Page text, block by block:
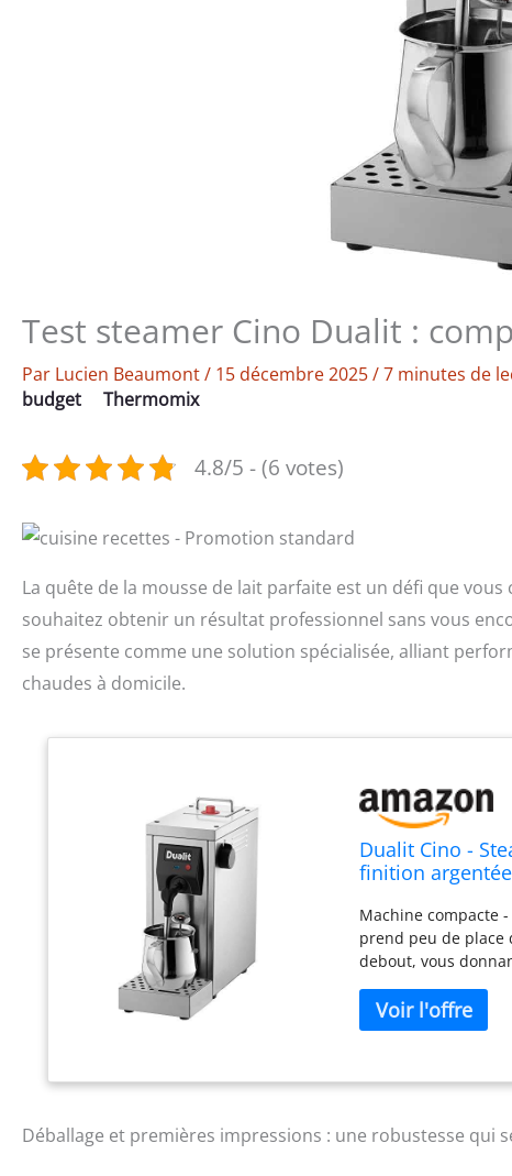
Test steamer Cino Dualit :
Par Lucien Beaumont/ 15 décembre 2025/7 minutes de
budget
Thermomix
4.8/5 - (6 votes)
La quête de la mousse de lait parfaite est un défi que
souhaitez obtenir un résultat professionnel sans vous
se présente comme une solution spécialisée, alliant
chaudes à domicile.
Dualit Cino -
finition
Machine compacte
prend peu de place
debout, vous
continue à la
café vient de
vous pouvez faire
Déballage et premières impressions : une robustesse qui